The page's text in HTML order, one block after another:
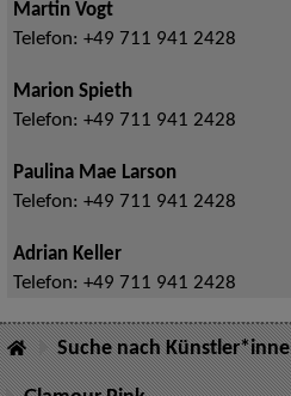
Martin Vogt
Telefon: +49 711 941 2428
Marion Spieth
Telefon: +49 711 941 2428
Paulina Mae Larson
Telefon: +49 711 941 2428
Adrian Keller
Telefon: +49 711 941 2428
Suche nach